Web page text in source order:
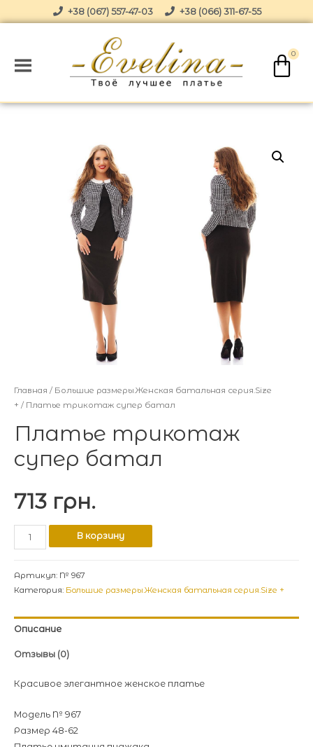
+38 (067) 557-47-03 +38 (066) 311-67-55
Главная / Большие размеры.Женская батальная серия.Size
+ / Платье трикотаж супер батал
Платье трикотаж
супер батал
713 грн.
В корзину
Артикул: № 967
Категория: Большие размеры.Женская батальная серия.Size +
Описание
Отзывы (0)
Красивое элегантное женское платье
Модель № 967
Размер 48-62